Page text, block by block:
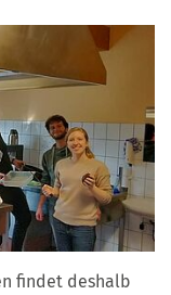
findet deshalb